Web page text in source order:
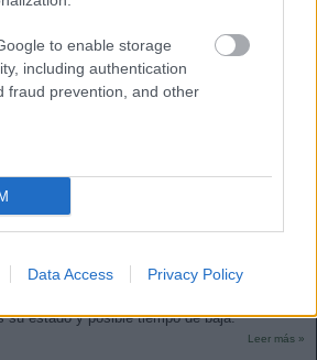
to enable storage
including authentication
fraud prevention, and other
Data Access Privacy Policy
de octubre por el ‘Virus FIFA’
lesionados tras jugar con sus respectivas
su estado y posible tiempo de baja.
Leer más »